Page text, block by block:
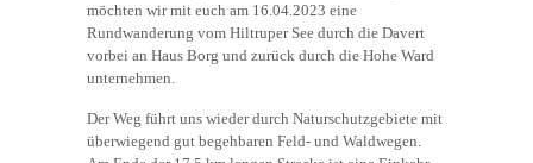
möchten wir mit euch am 16.04.2023 eine
Rundwanderung vom Hiltruper See durch die Davert
vorbei an Haus Borg und zurück durch die Hohe Ward
unternehmen.
Der Weg führt uns wieder durch Naturschutzgebiete mit
überwiegend gut begehbaren Feld- und Waldwegen.